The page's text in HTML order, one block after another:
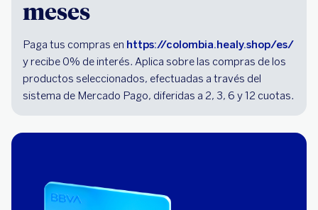
meses
Paga tus compras en https://colombia.healy.shop/es/
y recibe 0% de interés. Aplica sobre las compras de los
productos seleccionados, efectuadas a través del
sistema de Mercado Pago, diferidas a 2, 3, 6 y 12 cuotas.